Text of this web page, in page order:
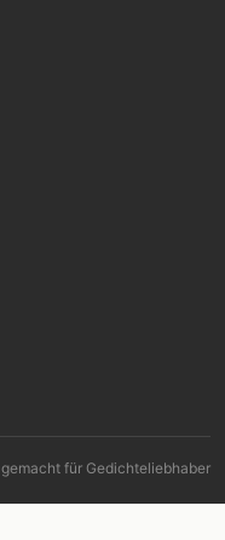
gemacht für Gedichteliebhaber